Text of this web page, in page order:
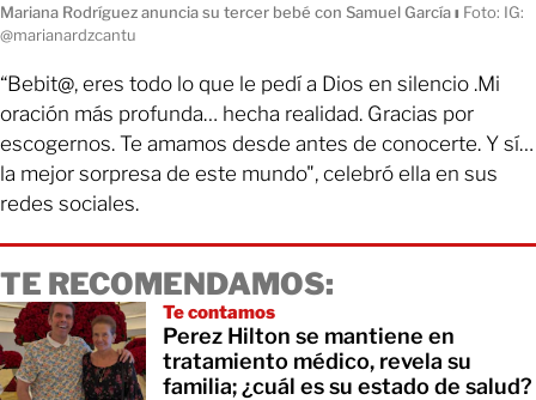
Mariana Rodríguez anuncia su tercer bebé con Samuel Garcíaı Foto: IG:
@marianardzcantu
“Bebit@, eres todo lo que le pedí a Dios en silencio .Mi
oración más profunda… hecha realidad. Gracias por
escogernos. Te amamos desde antes de conocerte. Y sí…
la mejor sorpresa de este mundo", celebró ella en sus
redes sociales.
TE RECOMENDAMOS:
Te contamos
Perez Hilton se mantiene en
tratamiento médico, revela su
familia; ¿cuál es su estado de salud?